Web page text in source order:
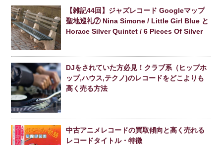
【雑記44回】ジャズレコード Googleマップ
聖地巡礼⑦ Nina Simone / Little Girl Blue と
Horace Silver Quintet / 6 Pieces Of Silver
DJをされていた方必見！クラブ系（ヒップホ
ップ,ハウス,テクノ)のレコードをどこよりも
高く売る方法
中古アニメレコードの買取傾向と高く売れる
レコードタイトル・特徴